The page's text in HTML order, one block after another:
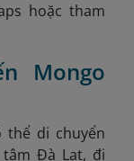
hoặc tham
Mongo
thể di chuyển
Đà Lạt, đi